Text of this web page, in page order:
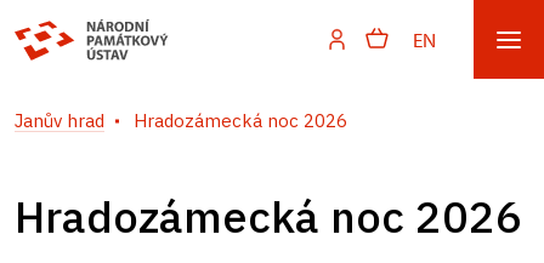
EN
Janův hrad Hradozámecká noc 2026
Hradozámecká noc 2026